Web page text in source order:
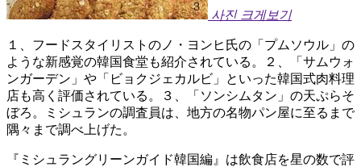
사진 크게보기
１、フードスタイリストのノ・ヨンヒ氏の「プムソウル」の
ような新感覚の韓国食堂も紹介されている。２、「サムウォ
ンガーデン」や「ビョクジェカルビ」といった韓国式肉料理
店も高く評価されている。３、「ソンシムタン」の天ぷらそ
ぼろ。ミシュランの調査員は、地方の名物パン屋に至るまで
隅々まで調べ上げた。
『ミシュラングリーンガイド韓国編』は飲食店を星の数で評